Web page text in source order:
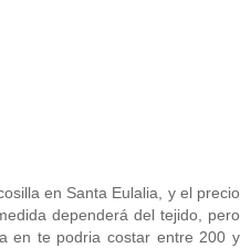
en Santa Eulalia, y el precio
dependerá del tejido, pero
en te podria costar entre 200 y